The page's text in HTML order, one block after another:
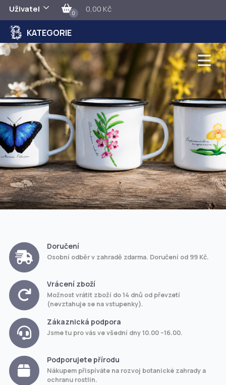
Uživatel 0 0,00 Kč
KATEGORIE
Doručení
Osobní odběr v zahradě zdarma. Doručení od 99 Kč.
Vrácení zboží
Možnost vrátit zboží do 14 dnů od převzetí
(nevztahuje se na vstupenky).
Zákaznická podpora
Jsme tu pro vás ve všední dny 10.00 –16.00.
Podporujete přírodu
Nákupem přispíváte na rozvoj botanické zahrady a
ochranu rostlin.